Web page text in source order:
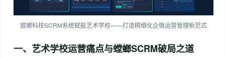
螳螂科技SCRM系统赋能艺术学校——打造精细化企微运营管理新范式
一、艺术学校运营痛点与螳螂SCRM破局之道